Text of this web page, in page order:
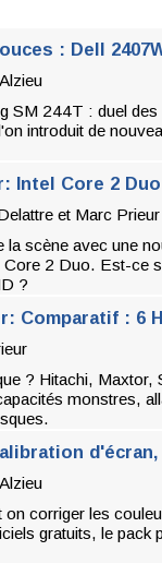
: Dell
SM 244T : duel
introduit de
Intel Core 2 Duo
et Marc Prieur
la scène avec une
2 Duo. Est-ce
?
Comparatif : 6
? Hitachi, Maxtor,
monstres,
d'écran,
corriger les
gratuits, le pack